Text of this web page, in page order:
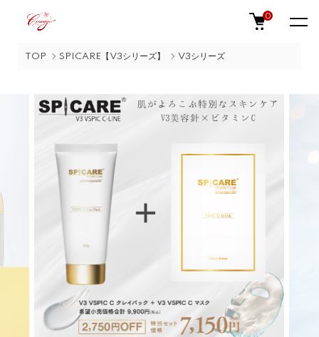
0
TOP SPICARE【V3シリーズ】 V3シリーズ